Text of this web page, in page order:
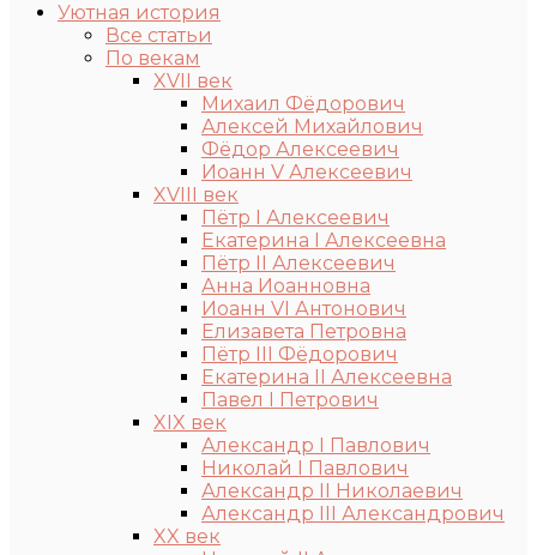
Уютная история
Все статьи
По векам
XVII век
Михаил Фёдорович
Алексей Михайлович
Фёдор Алексеевич
Иоанн V Алексеевич
XVIII век
Пётр I Алексеевич
Екатерина I Алексеевна
Пётр II Алексеевич
Анна Иоанновна
Иоанн VI Антонович
Елизавета Петровна
Пётр III Фёдорович
Екатерина II Алексеевна
Павел I Петрович
XIX век
Александр I Павлович
Николай I Павлович
Александр II Николаевич
Александр III Александрович
XX век